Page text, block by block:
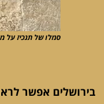
סמלו של תנכיז על
בירושלים אפשר